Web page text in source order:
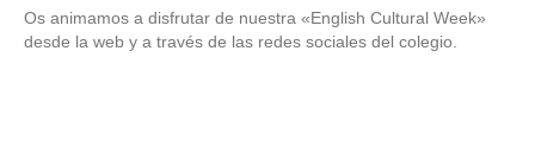
Os animamos a disfrutar de nuestra «English Cultural Week»
desde la web y a través de las redes sociales del colegio.